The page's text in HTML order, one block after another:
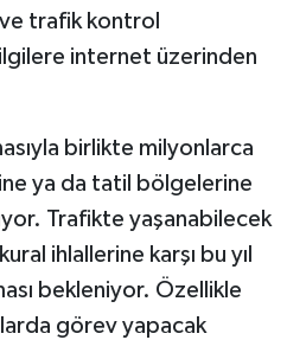
trafik kontrol
internet üzerinden
birlikte milyonlarca
ya da tatil bölgelerine
Trafikte yaşanabilecek
ihlallerine karşı bu yıl
bekleniyor. Özellikle
görev yapacak